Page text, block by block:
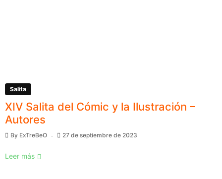
Salita
XIV Salita del Cómic y la Ilustración –
Autores
By ExTreBeO 27 de septiembre de 2023
Leer más